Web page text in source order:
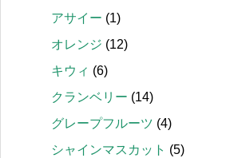
アサイー (1)
オレンジ (12)
キウィ (6)
クランベリー (14)
グレープフルーツ (4)
シャインマスカット (5)